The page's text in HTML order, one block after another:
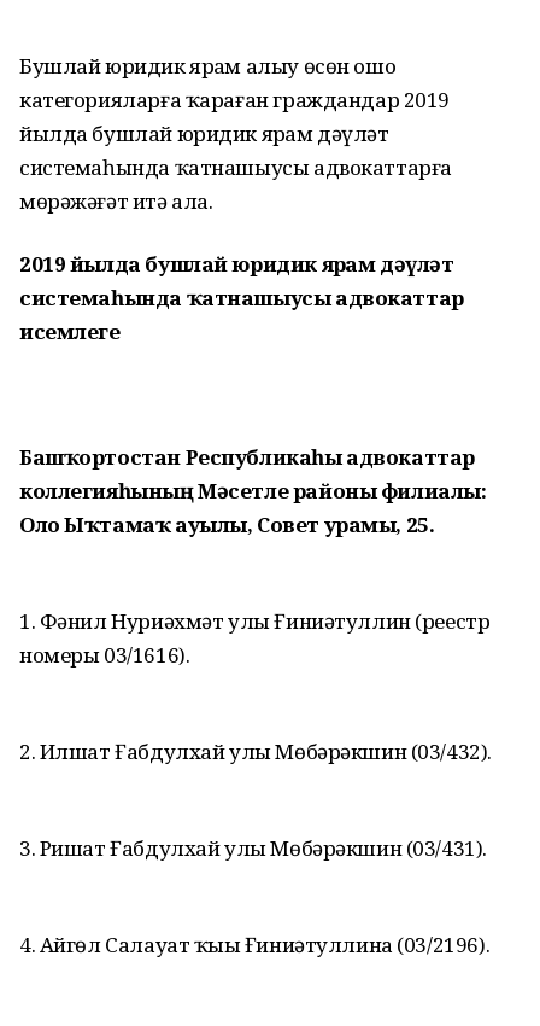
Бушлай юридик ярҙам алыу өсөн ошо
категорияларға ҡараған граждандар 2019
йылда бушлай юридик ярҙам дәүләт
системаһында ҡатнашыусы адвокаттарға
мөрәжәғәт итә ала.
2019 йылда бушлай юридик ярҙам дәүләт
системаһында ҡатнашыусы адвокаттар
исемлеге
Башҡортостан Республикаһы адвокаттар
коллегияһының Мәсетле районы филиалы:
Оло Ыҡтамаҡ ауылы, Совет урамы, 25.
1. Фәнил Нуриәхмәт улы Ғиниәтуллин (реестр
номеры 03/1616).
2. Илшат Ғабдулхай улы Мөбәрәкшин (03/432).
3. Ришат Ғабдулхай улы Мөбәрәкшин (03/431).
4. Айгөл Салауат ҡыҙы Ғиниәтуллина (03/2196).